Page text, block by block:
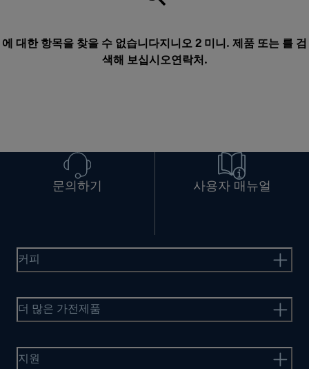
에 대한 항목을 찾을 수 없습니다지니오 2 미니. 제품 또는 를 검
색해 보십시오연락처 .
문의하기 사용자 매뉴얼
커피
더 많은 가전제품
지원